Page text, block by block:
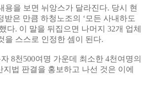
용을 보면 뉘앙스가 달라진다. 당시 현
은 만큼 하청노조의 ‘모든 사내하도
다. 이 말을 뒤집으면 나머지 32개 업체
을 스스로 인정한 셈이 된다.
8천500여명 가운데 최소한 4천여명의
법 판결을 홍보하고 나선 것은 이에